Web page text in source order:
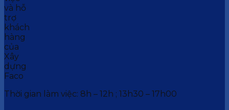
Thời gian làm việc: 8h – 12h ; 13h30 – 17h00